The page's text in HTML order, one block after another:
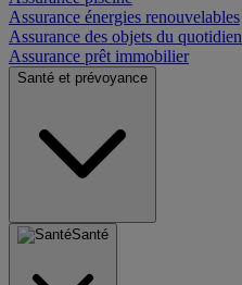
Assurance énergies renouvelables
Assurance des objets du quotidien
Assurance prêt immobilier
Santé et prévoyance
Santé